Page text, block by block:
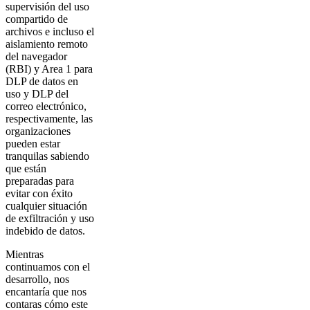
supervisión del uso
compartido de
archivos e incluso el
aislamiento remoto
del navegador
(RBI) y Area 1 para
DLP de datos en
uso y DLP del
correo electrónico,
respectivamente, las
organizaciones
pueden estar
tranquilas sabiendo
que están
preparadas para
evitar con éxito
cualquier situación
de exfiltración y uso
indebido de datos.
Mientras
continuamos con el
desarrollo, nos
encantaría que nos
contaras cómo este